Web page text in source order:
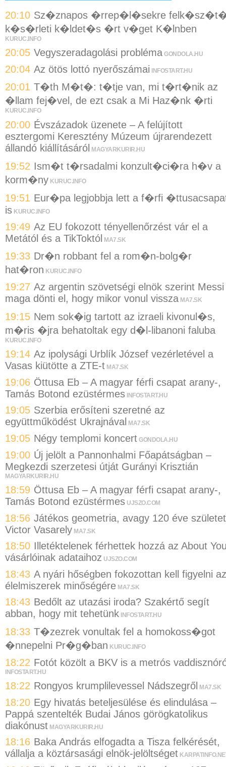
20:10 Sz�znapos �rrep�l�sekre
k�s�rleti k�ldet�s �rt v�get K�lnben
KURUC.INFO
20:05 Vegyszeradagolási probléma GONDOLA.HU
20:04 Az ötös lottó nyerőszámai INFOSTART.HU
20:01 T�th M�t�: t�tje van, mi t�rt�nik az
�llam fej�vel, de ezt csak a Mi Haz�nk �rti
KURUC.INFO
20:00 Évszázadok üzenete – A felújított
esztergomi Keresztény Múzeum újrarendezett
állandó kiállításáról
MAGYARKURIR.HU
19:52 Ism�t t�rsadalmi konzult�ci�ra h�v a
korm�ny KURUC.INFO
19:51 Eur�pa legjobbja lett a f�rfi
is KURUC.INFO
19:49 Az EU fokozott tényellenőrzést vár el a
Metától és a TikToktól MA7.SK
19:33 Dr�n robbant fel a rom�n-bolg�r
hat�ron KURUC.INFO
19:27 Az argentin szövetségi elnök szerint Messi
maga dönti el, hogy mikor vonul vissza MA7.SK
19:15 Nem sok�ig tartott az izraeli kivonul�s,
m�ris �jra behatoltak egy d�l-libanoni faluba
KURUC.INFO
19:14 Az ipolysági Urblík József vezérletével a
Vasas kiütötte a ZTE-t MA7.SK
19:06 Öttusa Eb – A magyar férfi csapat arany-,
Tamás Botond ezüstérmes INFOSTART.HU
19:05 Szerbia erősíteni szeretné az
együttműködést Ukrajnával
MA7.SK
19:05 Négy templomi koncert GONDOLA.HU
19:00 Új jelölt a Pannonhalmi Főapátságban –
Megkezdi szerzetesi útját Gurányi Krisztián
MAGYARKURIR.HU
18:59 Öttusa Eb – A magyar férfi csapat arany-,
Tamás Botond ezüstérmes UJSZO.COM
18:56 Játékos geometria, avagy 120 éve
Victor Vasarely MA7.SK
18:50 Illetéktelenek férhettek hozzá az About
vásárlóinak adataihoz UJSZO.COM
18:43 A nyári hőségben fokozottan kell figyelni az
élelmiszerek minőségére MA7.SK
18:43 Bedőlt az utazási iroda? Szakértő segít
abban, hogy mit tehetünk INFOSTART.HU
18:33 T�zezrek vonultak fel a homokoss�got
�nnepelni Pr�g�ban KURUC.INFO
18:22 Fotót közölt a BKV is a metrós
INFOSTART.HU
18:22 Rongyos krumplilevessel Nádszegről MA7.SK
18:20 Egy hivatás beteljesülése és elindulása –
Pappá szentelték Budai János görögkatolikus
diakónust MAGYARKURIR.HU
18:16 Baka András elfogadta a Tisza felkérését,
vállalja a köztársasági elnök-jelöltséget